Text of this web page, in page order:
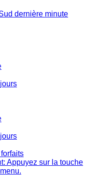
dernière minute
Appuyez sur la touche